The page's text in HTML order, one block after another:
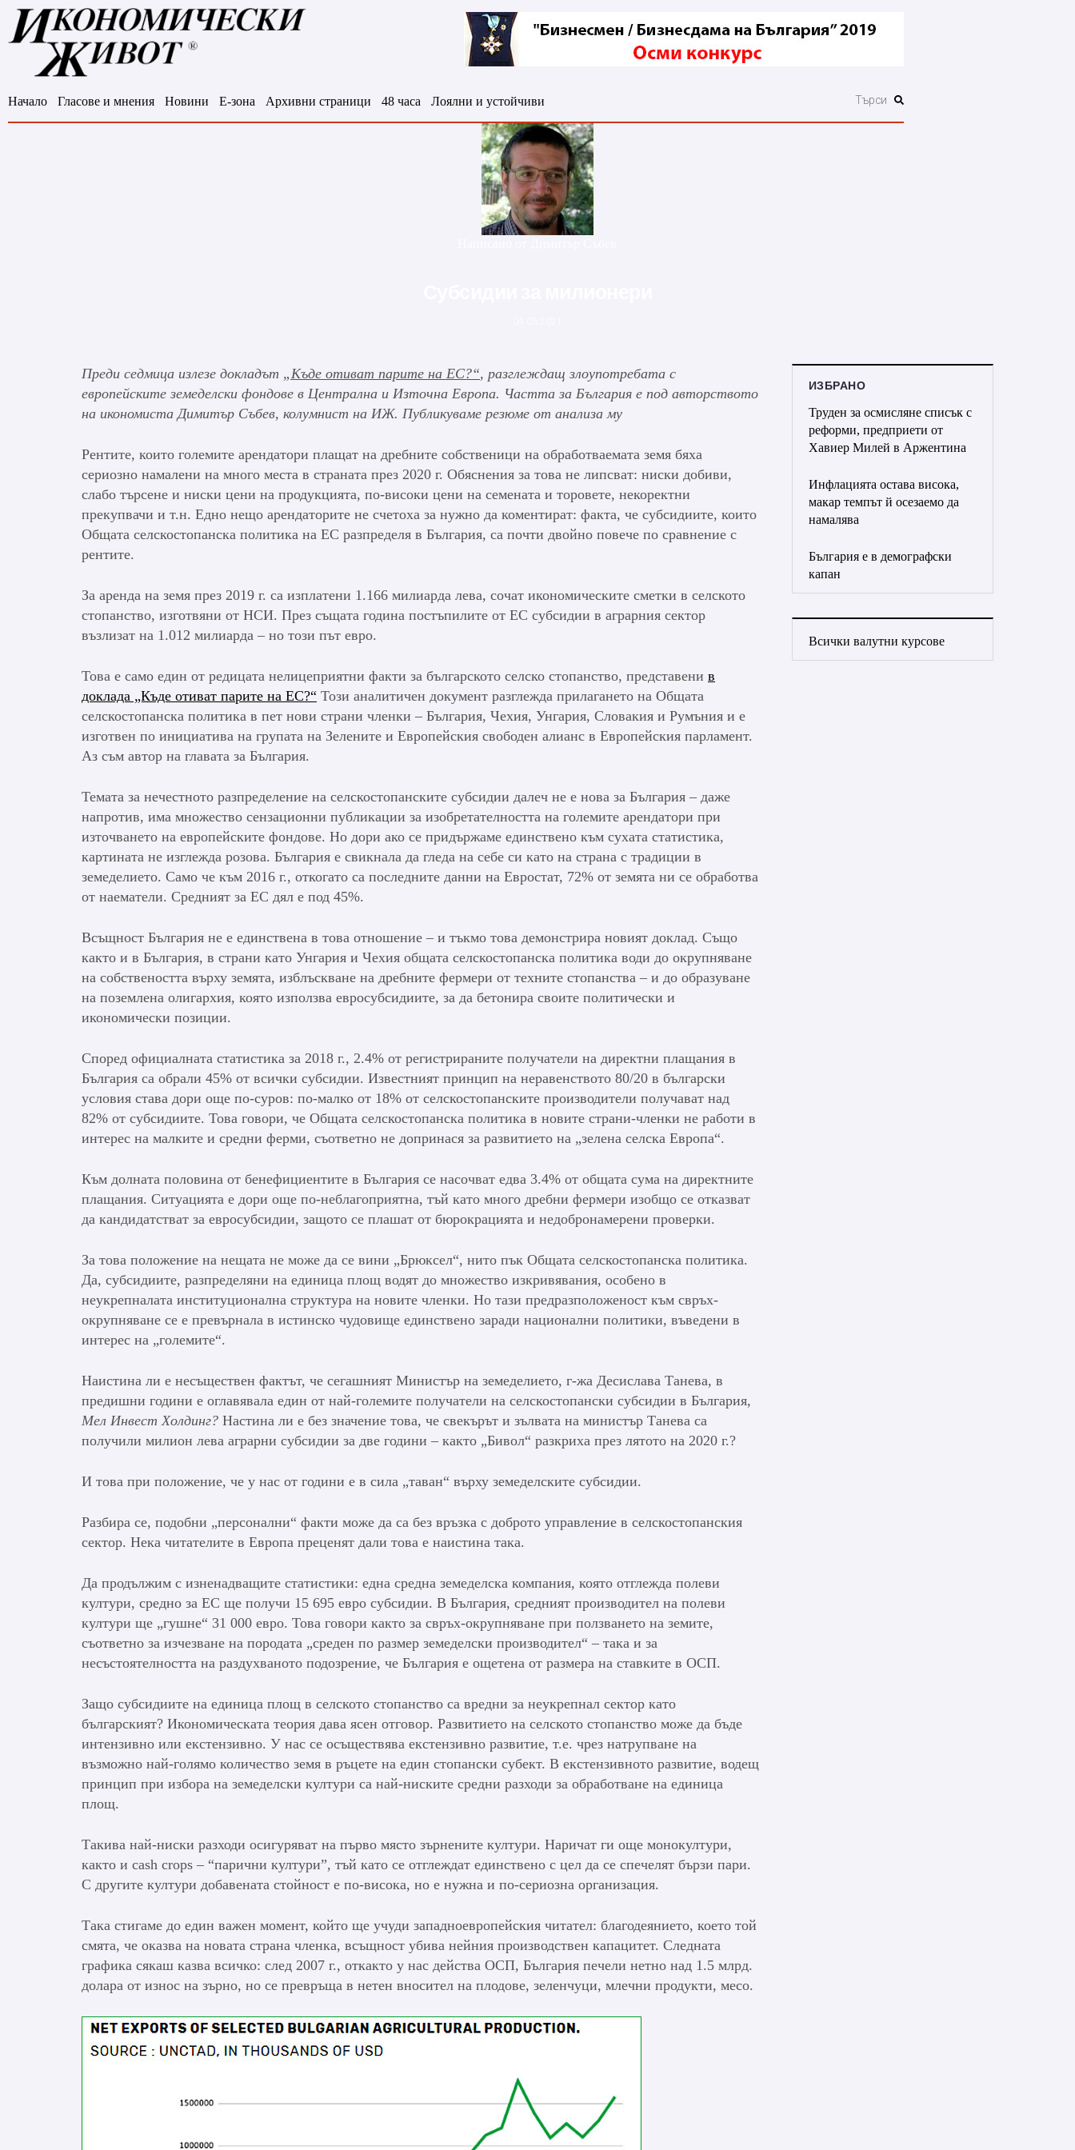
Начало Гласове и мнения Новини Е-зона Архивни страници 48 часа Лоялни и устойчиви
Преди седмица излезе докладът „Къде отиват парите на ЕС?“, разглеждащ злоупотребата с
европейските земеделски фондове в Централна и Източна Европа. Частта за България е под авторството
на икономиста Димитър Събев, колумнист на ИЖ. Публикуваме резюме от анализа му
Рентите, които големите арендатори плащат на дребните собственици на обработваемата земя бяха
сериозно намалени на много места в страната през 2020 г. Обяснения за това не липсват: ниски добиви,
слабо търсене и ниски цени на продукцията, по-високи цени на семената и торовете, некоректни
прекупвачи и т.н. Едно нещо арендаторите не счетоха за нужно да коментират: факта, че субсидиите, които
Общата селскостопанска политика на ЕС разпределя в България, са почти двойно повече по сравнение с
рентите.
За аренда на земя през 2019 г. са изплатени 1.166 милиарда лева, сочат икономическите сметки в селското
стопанство, изготвяни от НСИ. През същата година постъпилите от ЕС субсидии в аграрния сектор
възлизат на 1.012 милиарда – но този път евро.
Това е само един от редицата нелицеприятни факти за българското селско стопанство, представени в
доклада „Къде отиват парите на ЕС?“ Този аналитичен документ разглежда прилагането на Общата
селскостопанска политика в пет нови страни членки – България, Чехия, Унгария, Словакия и Румъния и е
изготвен по инициатива на групата на Зелените и Европейския свободен алианс в Европейския парламент.
Аз съм автор на главата за България.
Темата за нечестното разпределение на селскостопанските субсидии далеч не е нова за България – даже
напротив, има множество сензационни публикации за изобретателността на големите арендатори при
източването на европейските фондове. Но дори ако се придържаме единствено към сухата статистика,
картината не изглежда розова. България е свикнала да гледа на себе си като на страна с традиции в
земеделието. Само че към 2016 г., откогато са последните данни на Евростат, 72% от земята ни се обработва
от наематели. Средният за ЕС дял е под 45%.
Всъщност България не е единствена в това отношение – и тъкмо това демонстрира новият доклад. Също
както и в България, в страни като Унгария и Чехия общата селскостопанска политика води до окрупняване
на собствеността върху земята, изблъскване на дребните фермери от техните стопанства – и до образуване
на поземлена олигархия, която използва евросубсидиите, за да бетонира своите политически и
икономически позиции.
Според официалната статистика за 2018 г., 2.4% от регистрираните получатели на директни плащания в
България са обрали 45% от всички субсидии. Известният принцип на неравенството 80/20 в български
условия става дори още по-суров: по-малко от 18% от селскостопанските производители получават над
82% от субсидиите. Това говори, че Общата селскостопанска политика в новите страни-членки не работи в
интерес на малките и средни ферми, съответно не допринася за развитието на „зелена селска Европа“.
Към долната половина от бенефициентите в България се насочват едва 3.4% от общата сума на директните
плащания. Ситуацията е дори още по-неблагоприятна, тъй като много дребни фермери изобщо се отказват
да кандидатстват за евросубсидии, защото се плашат от бюрокрацията и недобронамерени проверки.
За това положение на нещата не може да се вини „Брюксел“, нито пък Общата селскостопанска политика.
Да, субсидиите, разпределяни на единица площ водят до множество изкривявания, особено в
неукрепналата институционална структура на новите членки. Но тази предразположеност към свръх-
окрупняване се е превърнала в истинско чудовище единствено заради национални политики, въведени в
интерес на „големите“.
Наистина ли е несъществен фактът, че сегашният Министър на земеделието, г-жа Десислава Танева, в
предишни години е оглавявала един от най-големите получатели на селскостопански субсидии в България,
Мел Инвест Холдинг? Настина ли е без значение това, че свекърът и зълвата на министър Танева са
получили милион лева аграрни субсидии за две години – както „Бивол“ разкриха през лятото на 2020 г.?
И това при положение, че у нас от години е в сила „таван“ върху земеделските субсидии.
Разбира се, подобни „персонални“ факти може да са без връзка с доброто управление в селскостопанския
сектор. Нека читателите в Европа преценят дали това е наистина така.
Да продължим с изненадващите статистики: една средна земеделска компания, която отглежда полеви
култури, средно за ЕС ще получи 15 695 евро субсидии. В България, средният производител на полеви
култури ще „гушне“ 31 000 евро. Това говори както за свръх-окрупняване при ползването на земите,
съответно за изчезване на породата „среден по размер земеделски производител“ – така и за
несъстоятелността на раздухваното подозрение, че България е ощетена от размера на ставките в ОСП.
Защо субсидиите на единица площ в селското стопанство са вредни за неукрепнал сектор като
българският? Икономическата теория дава ясен отговор. Развитието на селското стопанство може да бъде
интензивно или екстензивно. У нас се осъществява екстензивно развитие, т.е. чрез натрупване на
възможно най-голямо количество земя в ръцете на един стопански субект. В екстензивното развитие, водещ
принцип при избора на земеделски култури са най-ниските средни разходи за обработване на единица
площ.
Такива най-ниски разходи осигуряват на първо място зърнените култури. Наричат ги още монокултури,
както и cash crops – “парични култури”, тъй като се отглеждат единствено с цел да се спечелят бързи пари.
С другите култури добавената стойност е по-висока, но е нужна и по-сериозна организация.
Така стигаме до един важен момент, който ще учуди западноевропейския читател: благодеянието, което той
смята, че оказва на новата страна членка, всъщност убива нейния производствен капацитет. Следната
графика сякаш казва всичко: след 2007 г., откакто у нас действа ОСП, България печели нетно над 1.5 млрд.
долара от износ на зърно, но се превръща в нетен вносител на плодове, зеленчуци, млечни продукти, месо.
ИЗБРАНО
Труден за осмисляне списък с
реформи, предприети от
Хавиер Милей в Аржентина
Инфлацията остава висока,
макар темпът й осезаемо да
намалява
България е в демографски
капан
Всички валутни курсове